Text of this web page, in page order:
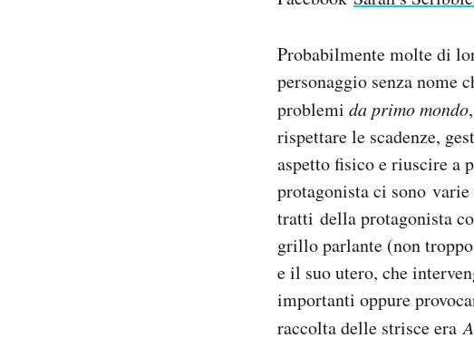
Probabilmente molte di
personaggio senza nome
problemi da primo mondo
rispettare le scadenze,
aspetto fisico e riuscire a
protagonista ci sono
tratti della protagonista
grillo parlante (non
e il suo utero, che
importanti oppure
raccolta delle strisce era